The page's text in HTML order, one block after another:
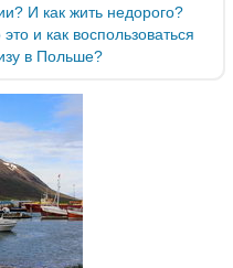
И как жить недорого?
и как воспользоваться
в Польше?